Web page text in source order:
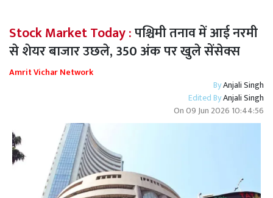
Stock Market Today :पश्चिमी तनाव में आई नरमी
से शेयर बाजार उछले, 350 अंक पर खुले सेंसेक्स
Amrit Vichar Network
ByAnjali Singh
Edited ByAnjali Singh
On09 Jun 2026 10:44:56